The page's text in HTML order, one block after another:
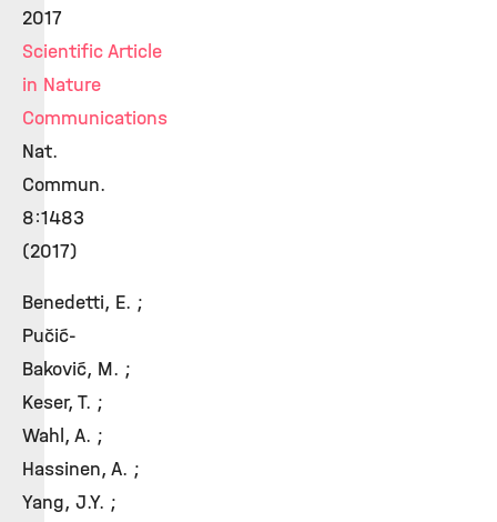
2017
Scientific Article
in Nature
Communications
Nat.
Commun.
8:1483
(2017)
Benedetti, E. ;
Pučić-
Baković, M. ;
Keser, T. ;
Wahl, A. ;
Hassinen, A. ;
Yang, J.Y. ;